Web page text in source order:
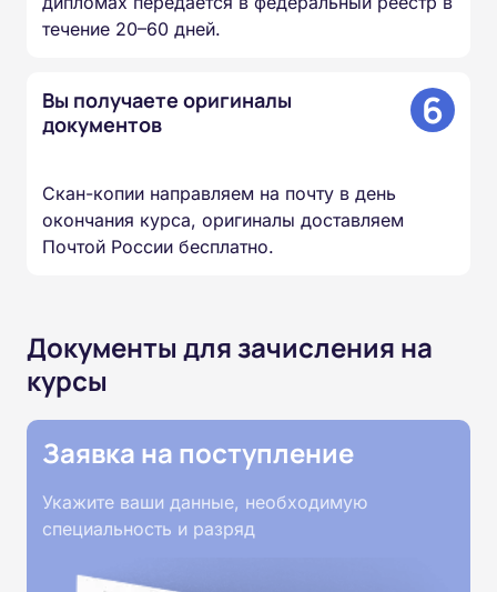
течение 20–60 дней.
Вы получаете оригиналы
документов
6
Скан-копии направляем на почту в день
окончания курса, оригиналы доставляем
Почтой России бесплатно.
Документы для зачисления на
курсы
Заявка на поступление
Укажите ваши данные, необходимую
специальность и разряд